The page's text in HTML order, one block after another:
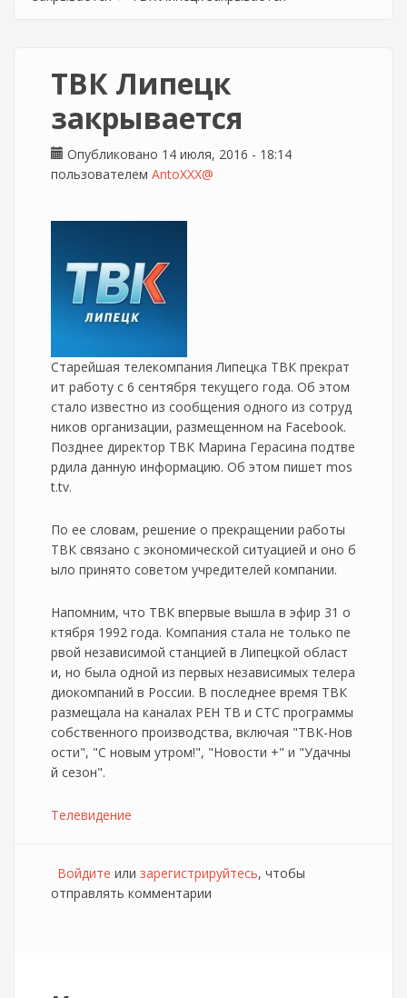
ТВК Липецк
закрывается
Опубликовано 14 июля, 2016 - 18:14
пользователем AntoXXX@
Старейшая телекомпания Липецка ТВК прекрат
ит работу с 6 сентября текущего года. Об этом
стало известно из сообщения одного из сотруд
ников организации, размещенном на Facebook.
Позднее директор ТВК Марина Герасина подтве
рдила данную информацию. Об этом пишет mos
t.tv.
По ее словам, решение о прекращении работы
ТВК связано с экономической ситуацией и оно б
ыло принято советом учредителей компании.
Напомним, что ТВК впервые вышла в эфир 31 о
ктября 1992 года. Компания стала не только пе
рвой независимой станцией в Липецкой област
и, но была одной из первых независимых телера
диокомпаний в России. В последнее время ТВК
размещала на каналах РЕН ТВ и СТС программы
собственного производства, включая "ТВК-Нов
ости", "С новым утром!", "Новости +" и "Удачны
й сезон".
Телевидение
Войдите или зарегистрируйтесь, чтобы
отправлять комментарии